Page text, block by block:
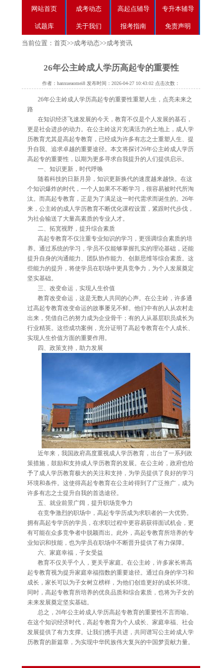
网站首页 成考动态 高起点辅导 专升本辅导
试题库 关于我们 报考指南 免责声明
当前位置： 首页>>成考动态>>成考资讯
26年公主岭成人学历高起专的重要性
作者：hanxueaomei8 发布时间：2026-04-27 10:43:02 点击次数：
26年公主岭成人学历高起专的重要性重塑人生，点亮未来之
路
在知识经济飞速发展的今天，教育不仅是个人发展的基石，
更是社会进步的动力。在公主岭这片充满活力的土地上，成人学
历教育尤其是高起专教育，已经成为许多有志之士重塑人生、提
升自我、追求卓越的重要途径。本文将探讨26年公主岭成人学历
高起专的重要性，以期为更多寻求自我提升的人们提供启示。
一、知识更新，时代呼唤
随着科技的日新月异，知识更新换代的速度越来越快。在这
个知识爆炸的时代，一个人如果不不断学习，很容易被时代所淘
汰。而高起专教育，正是为了满足这一时代需求而诞生的。26年
来，公主岭的成人学历教育不断优化课程设置，紧跟时代步伐，
为社会输送了大量高素质的专业人才。
二、拓宽视野，提升综合素质
高起专教育不仅注重专业知识的学习，更强调综合素质的培
养。通过系统的学习，学员不仅能够掌握扎实的理论基础，还能
提升自身的沟通能力、团队协作能力、创新思维等综合素质。这
些能力的提升，将使学员在职场中更具竞争力，为个人发展奠定
坚实基础。
三、改变命运，实现人生价值
教育改变命运，这是无数人共同的心声。在公主岭，许多通
过高起专教育改变命运的故事屡见不鲜。他们中有的人从农村走
出来，凭借自己的努力成为企业骨干；有的人从基层职员成长为
行业精英。这些成功案例，充分证明了高起专教育在个人成长、
实现人生价值方面的重要作用。
四、政策支持，助力发展
近年来，我国政府高度重视成人学历教育，出台了一系列政
策措施，鼓励和支持成人学历教育的发展。在公主岭，政府也给
予了成人学历教育极大的关注和支持，为学员提供了良好的学习
环境和条件。这使得高起专教育在公主岭得到了广泛推广，成为
许多有志之士提升自我的首选途径。
五、就业前景广阔，提升职场竞争力
在竞争激烈的职场中，高起专学历成为求职者的一大优势。
拥有高起专学历的学员，在求职过程中更容易获得面试机会，更
有可能在众多竞争者中脱颖而出。此外，高起专教育所培养的专
业知识和技能，也为学员在职场中不断晋升提供了有力保障。
六、家庭幸福，子女受益
教育不仅关乎个人，更关乎家庭。在公主岭，许多家长将高
起专教育视为提升家庭幸福指数的重要途径。通过自身的学习和
成长，家长可以为子女树立榜样，为他们创造更好的成长环境。
同时，高起专教育所培养的优良品质和综合素质，也将为子女的
未来发展奠定坚实基础。
总之，26年公主岭成人学历高起专教育的重要性不言而喻。
在这个知识经济时代，高起专教育为个人成长、家庭幸福、社会
发展提供了有力支撑。让我们携手共进，共同谱写公主岭成人学
历教育的新篇章，为实现中华民族伟大复兴的中国梦贡献力量。